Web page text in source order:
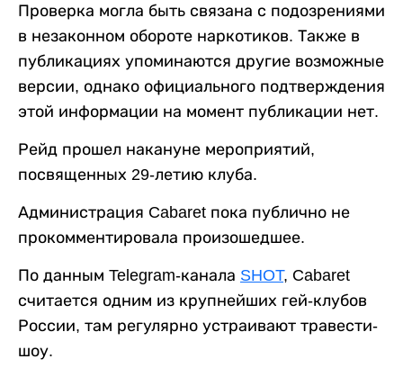
Проверка могла быть связана с подозрениями
в незаконном обороте наркотиков. Также в
публикациях упоминаются другие возможные
версии, однако официального подтверждения
этой информации на момент публикации нет.
Рейд прошел накануне мероприятий,
посвященных 29-летию клуба.
Администрация Cabaret пока публично не
прокомментировала произошедшее.
По данным Telegram-канала SHOT, Cabaret
считается одним из крупнейших гей-клубов
России, там регулярно устраивают травести-
шоу.